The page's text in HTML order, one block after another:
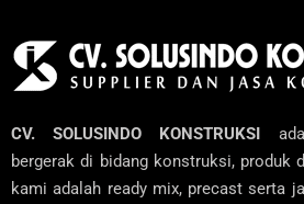
CV. SOLUSINDO KONSTRUKSI
bergerak di bidang konstruksi, produk
kami adalah ready mix, precast serta